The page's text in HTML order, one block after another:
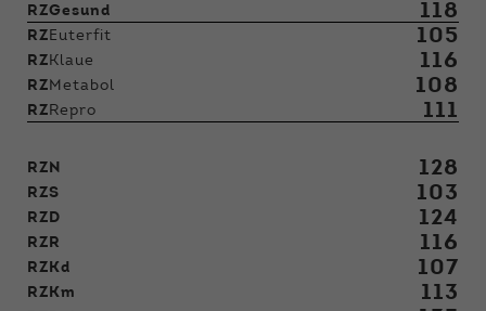
RZGesund 118
RZEuterfit 105
RZKlaue 116
RZMetabol 108
RZRepro 111
RZN 128
RZS 103
RZD 124
RZR 116
RZKd 107
RZKm 113